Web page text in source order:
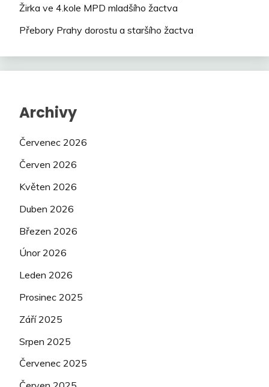
Žirka ve 4.kole MPD mladšího žactva
Přebory Prahy dorostu a staršího žactva
Archivy
Červenec 2026
Červen 2026
Květen 2026
Duben 2026
Březen 2026
Únor 2026
Leden 2026
Prosinec 2025
Září 2025
Srpen 2025
Červenec 2025